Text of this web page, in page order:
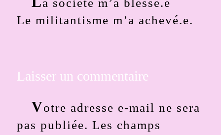
a société m’a blessé.e
Le militantisme m’a achevé.e.
Laisser un commentaire
Votre adresse e-mail ne sera
pas publiée. Les champs